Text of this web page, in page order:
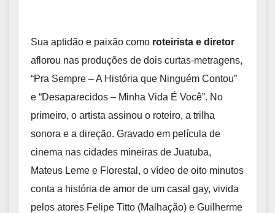
Sua aptidão e paixão como roteirista e diretor
aflorou nas produções de dois curtas-metragens,
“Pra Sempre – A História que Ninguém Contou”
e “Desaparecidos – Minha Vida É Você”. No
primeiro, o artista assinou o roteiro, a trilha
sonora e a direção. Gravado em película de
cinema nas cidades mineiras de Juatuba,
Mateus Leme e Florestal, o vídeo de oito minutos
conta a história de amor de um casal gay, vivida
pelos atores Felipe Titto (Malhação) e Guilherme